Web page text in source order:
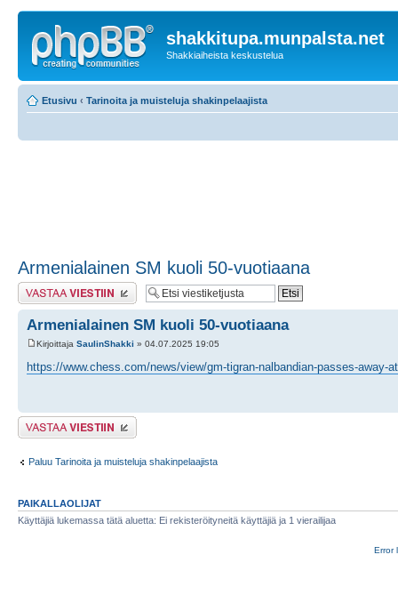
shakkitupa.munpalsta.net
Shakkiaiheista keskustelua
Etusivu ‹ Tarinoita ja muisteluja shakinpelaajista
Armenialainen SM kuoli 50-vuotiaana
Lähetä vastaus
Armenialainen SM kuoli 50-vuotiaana
Kirjoittaja SaulinShakki » 04.07.2025 19:05
https://www.chess.com/news/view/gm-tigran-nalbandian-passes-away-
Lähetä vastaus
Paluu Tarinoita ja muisteluja shakinpelaajista
PAIKALLAOLIJAT
Käyttäjiä lukemassa tätä aluetta: Ei rekisteröityneitä käyttäjiä ja 1 vierailijaa
Error